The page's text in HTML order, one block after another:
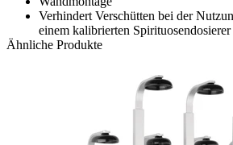
Verhindert Verschütten bei der
einem kalibrierten
Ähnliche Produkte